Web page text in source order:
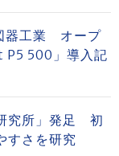
器工業 オープ
500」導入記
究所」発足 初
すさを研究